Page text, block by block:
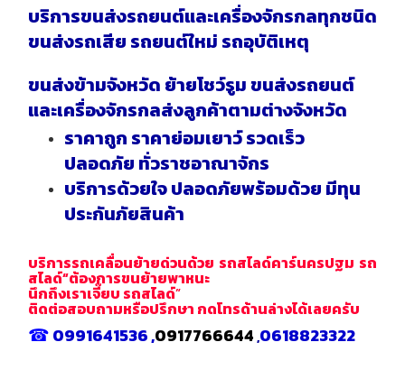
บริการขนส่งรถยนต์และเครื่องจักรกลทุกชนิด
ขนส่งรถเสีย รถยนต์ใหม่ รถอุบัติเหตุ
ขนส่งข้ามจังหวัด ย้ายโชว์รูม ขนส่งรถยนต์
และเครื่องจักรกลส่งลูกค้าตามต่างจังหวัด
ราคาถูก ราคาย่อมเยาว์ รวดเร็ว
ปลอดภัย ทั่วราชอาณาจักร
บริการด้วยใจ ปลอดภัยพร้อมด้วย มีทุน
ประกันภัยสินค้า
บริการรถเคลื่อนย้ายด่วนด้วย รถสไลด์คาร์นครปฐม รถ
สไลด์“ต้องการขนย้ายพาหนะ
นึกถึงเราเจี๊ยบ รถสไลด์”
ติดต่อสอบถามหรือปรึกษา กดโทรด้านล่างได้เลยครับ
☎0991641536,0917766644,0618823322